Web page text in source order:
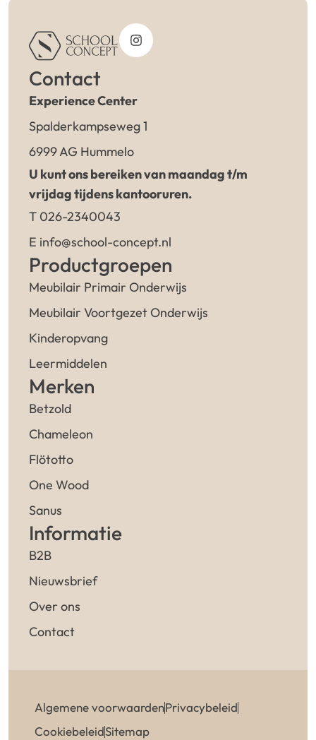
Contact
Experience Center
Spalderkampseweg 1
6999 AG Hummelo
U kunt ons bereiken van maandag t/m
vrijdag tijdens kantooruren.
T 026-2340043
E info@school-concept.nl
Productgroepen
Meubilair Primair Onderwijs
Meubilair Voortgezet Onderwijs
Kinderopvang
Leermiddelen
Merken
Betzold
Chameleon
Flötotto
One Wood
Sanus
Informatie
B2B
Nieuwsbrief
Over ons
Contact
Algemene voorwaardenPrivacybeleid
CookiebeleidSitemap